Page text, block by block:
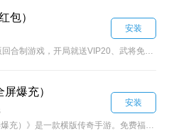
包）
安装
爆充）
安装